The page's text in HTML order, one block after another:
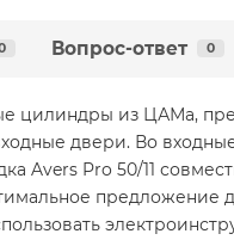
Вопрос-ответ 0
из ЦАМа,
двери. Во
Avers Pro 50/11